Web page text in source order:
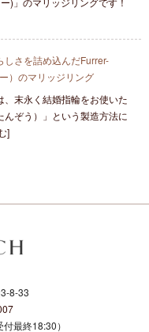
しさを詰め込んだFurrer-
）のマリッジリング
、末永く結婚指輪をお使いた
んぞう）」という製造方法に
]
8-33
最終18:30）